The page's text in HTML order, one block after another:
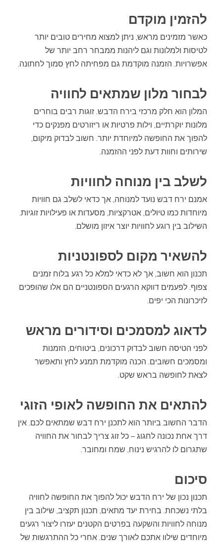
להזמין מוקדם
כאשר מזמינים מראש, ניתן למצוא מחירים טובים יותר
לטיסות ולמלונות וגם ליהנות ממבחר רחב יותר של
אפשרויות. הזמנה מוקדמת גם מפחיתה לחץ סמוך לחתונה.
לבחור מלון שמתאים לחוויה
המלון הוא חלק מרכזי בירח הדבש. זוגות רבים בוחרים
מלונות יוקרתיים, וילות פרטיות או ריזורטים מפנקים כדי
להפוך את החופשה למיוחדת יותר. חשוב לבדוק מיקום,
שירותים וחוות דעת לפני ההזמנה.
לשלב בין מנוחה לחוויות
אמנם ירח דבש נועד למנוחה, אך כדאי לשלב גם חוויות
מיוחדות כמו טיולים, אטרקציות, מסעדות או פעילויות זוגיות.
השילוב בין רוגע לחוויות יוצר איזון מושלם.
להשאיר מקום לספונטניות
תכנון הוא חשוב, אך לא כדאי למלא כל רגע בלוח זמנים
צפוף. לפעמים דווקא הרגעים הספונטניים הם אלו שהופכים
לזיכרונות הכי יפים.
לדאוג למסמכים וסידורים מראש
לפני הטיסה חשוב לבדוק דרכונים, ביטוחים, הזמנות
ומסמכים חשובים. הכנה מוקדמת תמנע לחץ ותאפשר
לצאת לחופשה בראש שקט.
להתאים את החופשה לאופי הזוגי
הדבר החשוב ביותר הוא לתכנן ירח דבש שמתאים לכם. אין
דרך אחת נכונה לחגוג – כל זוג צריך לבחור את החוויה
שתגרום לו להרגיש נינוח, שמח ומחובר.
סיכום
תכנון נכון של ירח הדבש יכול להפוך את החופשה לחוויה
בלתי נשכחת. בחירת יעד מתאים, תכנון תקציב, שילוב בין
מנוחה לחוויות והשקעה בפרטים הקטנים יעזרו ליצור רגעים
מיוחדים שילוו אתכם לאורך שנים. אחרי כל ההתרגשות של